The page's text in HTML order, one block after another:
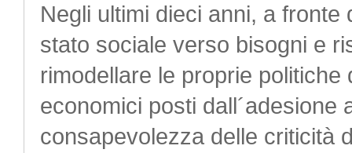
Negli ultimi dieci anni, a
stato sociale verso bisogni e
rimodellare le proprie
economici posti dall´adesione
consapevolezza delle criticità